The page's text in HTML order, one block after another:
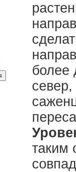
более
таким